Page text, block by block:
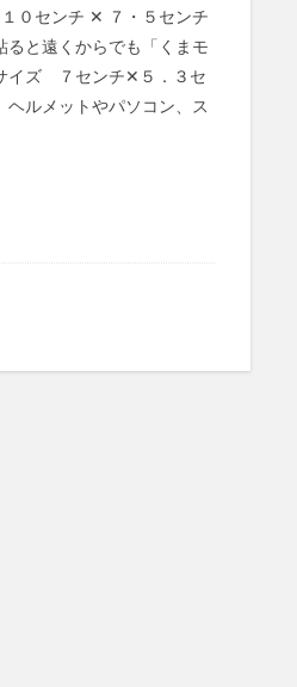
０センチ ✕ ７・５センチ
と遠くからでも「くまモ
イズ ７センチ✕５．３セ
ヘルメットやパソコン、ス